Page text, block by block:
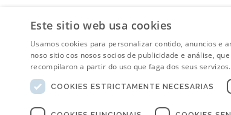
Este sitio web usa cookies
Usamos cookies para personalizar contido, anuncios e
noso sitio cos nosos socios de publicidade e análise,
recompilaron a partir do uso que faga dos seus servizos.
COOKIES ESTRICTAMENTE NECESARIAS